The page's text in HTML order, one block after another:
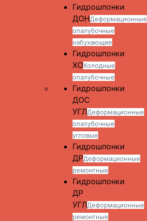
Гидрошпонки
ДОНДеформационные
опалубочные
набухающие
Гидрошпонки
ХОХолодные
опалубочные
Гидрошпонки
ДОС
УГЛДеформационные
опалубочные
угловые
Гидрошпонки
ДРДеформационные
ремонтные
Гидрошпонки
ДР
УГЛДеформационные
ремонтные